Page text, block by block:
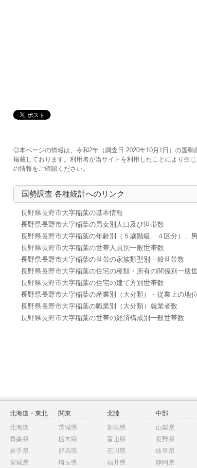
◎本ページの情報は、令和2年（調査日 2020年10月1日）の国
掲載しております。利用者が当サイトを利用したことにより生
の情報をご確認ください。
国勢調査 各種統計へのリンク
長野県長野市大字稲葉の基本情報
長野県長野市大字稲葉の男女別人口及び世帯数
長野県長野市大字稲葉の年齢別（５歳階級、４区分）、
長野県長野市大字稲葉の世帯人員別一般世帯数
長野県長野市大字稲葉の世帯の家族類型別一般世帯数
長野県長野市大字稲葉の住宅の種類・所有の関係別一般
長野県長野市大字稲葉の住宅の建て方別世帯数
長野県長野市大字稲葉の産業別（大分類）・従業上の地
長野県長野市大字稲葉の職業別（大分類）就業者数
長野県長野市大字稲葉の世帯の経済構成別一般世帯数
北海道・東北
北海道
青森県
岩手県
宮城県
関東
茨城県
栃木県
群馬県
埼玉県
北陸
新潟県
富山県
石川県
福井県
中部
山梨県
長野県
岐阜県
静岡県